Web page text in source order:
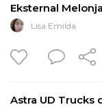
Eksternal
Lisa Emilda
Astra UD Trucks